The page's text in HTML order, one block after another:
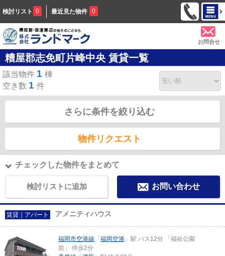
検討リスト 0 最近見た物件 0
お問合せ
糟屋郡志免町片峰中央 賃貸一覧
該当物件 1 棟
空き数 1 件
さらに条件を絞り込む
物件リクエスト
チェックした物件をまとめて
検討リストに追加 お問い合わせ
賃貸｜アパート アメニティハウス
福岡市空港線 「 福岡空港 」駅 バス12分 「福祉公園
前」 停歩2分